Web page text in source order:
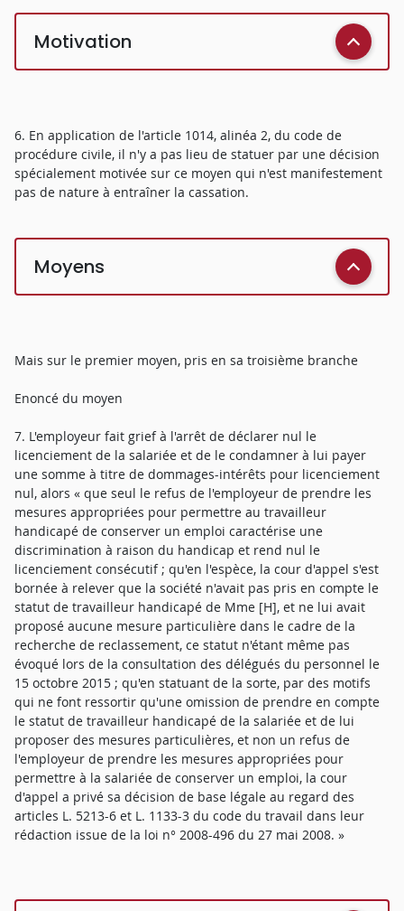
Motivation
6. En application de l'article 1014, alinéa 2, du code de
procédure civile, il n'y a pas lieu de statuer par une décision
spécialement motivée sur ce moyen qui n'est manifestement
pas de nature à entraîner la cassation.
Moyens
Mais sur le premier moyen, pris en sa troisième branche
Enoncé du moyen
7. L'employeur fait grief à l'arrêt de déclarer nul le
licenciement de la salariée et de le condamner à lui payer
une somme à titre de dommages-intérêts pour licenciement
nul, alors « que seul le refus de l'employeur de prendre les
mesures appropriées pour permettre au travailleur
handicapé de conserver un emploi caractérise une
discrimination à raison du handicap et rend nul le
licenciement consécutif ; qu'en l'espèce, la cour d'appel s'est
bornée à relever que la société n'avait pas pris en compte le
statut de travailleur handicapé de Mme [H], et ne lui avait
proposé aucune mesure particulière dans le cadre de la
recherche de reclassement, ce statut n'étant même pas
évoqué lors de la consultation des délégués du personnel le
15 octobre 2015 ; qu'en statuant de la sorte, par des motifs
qui ne font ressortir qu'une omission de prendre en compte
le statut de travailleur handicapé de la salariée et de lui
proposer des mesures particulières, et non un refus de
l'employeur de prendre les mesures appropriées pour
permettre à la salariée de conserver un emploi, la cour
d'appel a privé sa décision de base légale au regard des
articles L. 5213-6 et L. 1133-3 du code du travail dans leur
rédaction issue de la loi n° 2008-496 du 27 mai 2008. »